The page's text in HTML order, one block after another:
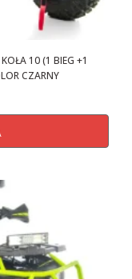
10 (1 BIEG +1
CZARNY